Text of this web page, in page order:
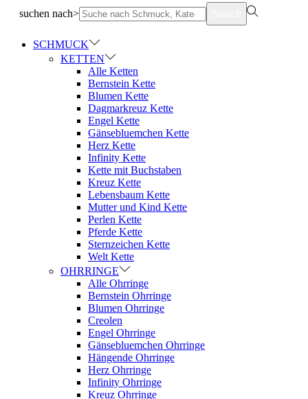
suchen nach>
SCHMUCK
KETTEN
Alle Ketten
Bernstein Kette
Blumen Kette
Dagmarkreuz Kette
Engel Kette
Gänsebluemchen Kette
Herz Kette
Infinity Kette
Kette mit Buchstaben
Kreuz Kette
Lebensbaum Kette
Mutter und Kind Kette
Perlen Kette
Pferde Kette
Sternzeichen Kette
Welt Kette
OHRRINGE
Alle Ohrringe
Bernstein Ohrringe
Blumen Ohrringe
Creolen
Engel Ohrringe
Gänsebluemchen Ohrringe
Hängende Ohrringe
Herz Ohrringe
Infinity Ohrringe
Kreuz Ohrringe